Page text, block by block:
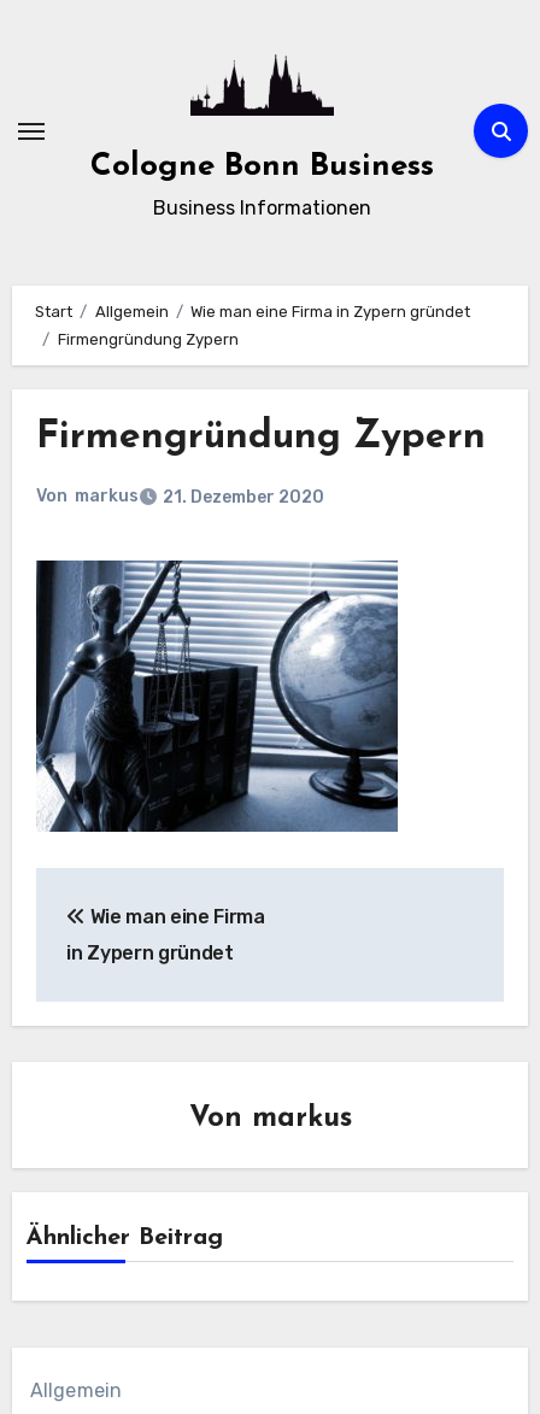
Cologne Bonn Business
Business Informationen
Start Allgemein
Wie man eine Firma in Zypern gründet
Firmengründung Zypern
Firmengründung Zypern
Von markus 21. Dezember 2020
Wie man eine Firma
in Zypern gründet
Von markus
Ähnlicher Beitrag
Allgemein